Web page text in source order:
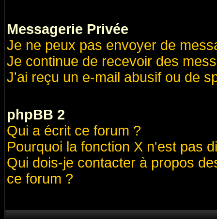
Messagerie Privée
Je ne peux pas envoyer de
Je continue de recevoir des
J'ai reçu un e-mail abusif ou de
phpBB 2
Qui a écrit ce forum ?
Pourquoi la fonction X n'est pas
Qui dois-je contacter à propos
ce forum ?